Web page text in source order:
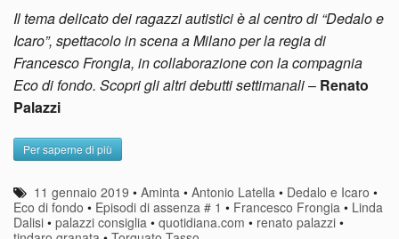
Il tema delicato dei ragazzi autistici è al centro di “Dedalo e
Icaro”, spettacolo in scena a Milano per la regia di
Francesco Frongia, in collaborazione con la compagnia
Eco di fondo. Scopri gli altri debutti settimanali– Renato
Palazzi
Per saperne di più
11 gennaio 2019 •Aminta •Antonio Latella • Dedalo e Icaro •
Eco di fondo • Episodi di assenza # 1 • Francesco Frongia • Linda
Dalisi • palazzi consiglia • quotidiana.com • renato palazzi •